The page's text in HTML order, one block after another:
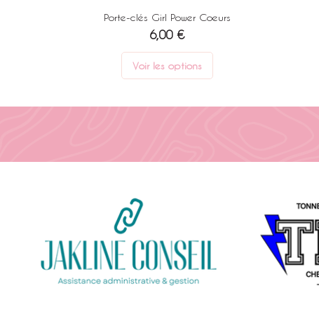
Porte-clés Girl Power Coeurs
Prix
6,00 €
Voir les options